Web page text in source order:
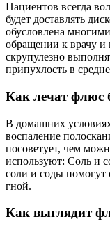
Пациентов всегда
будет доставлять
обусловлена
обращении к врачу и
скрупулезно
припухлость в
Как лечат флюс
В домашних
воспаление
посоветует, чем
используют: Соль и
соли и соды
гной.
Как выглядит